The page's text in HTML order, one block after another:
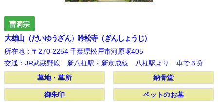
曹洞宗
大雄山（だいゆうざん）吟松寺（ぎんしょうじ）
所在地：〒270-2254 千葉県松戸市河原塚405
交通：JR武蔵野線 新八柱駅・新京成線 八柱駅より 車で５分
墓地・墓所
墓地・墓所 納骨堂
納骨堂
御朱印
御朱印 ペットのお墓
ペットのお墓